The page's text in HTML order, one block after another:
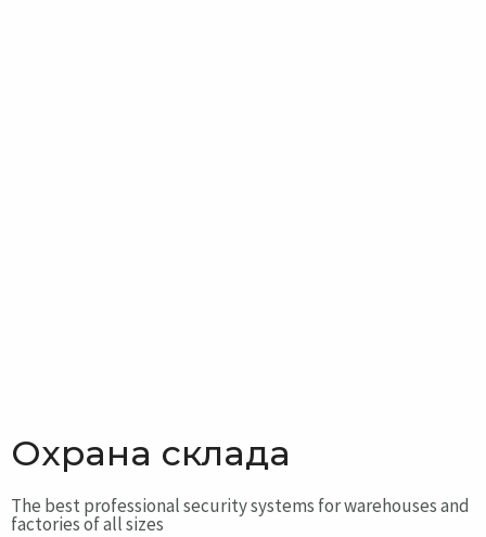
Охрана склада
The best professional security systems for warehouses and
factories of all sizes